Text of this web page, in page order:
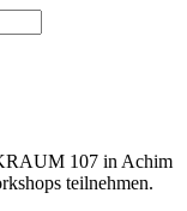
107 in Achim
teilnehmen.